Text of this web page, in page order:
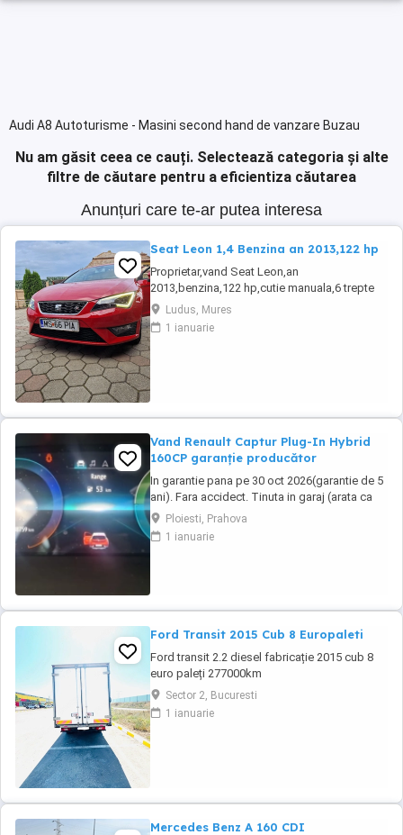
Audi A8 Autoturisme - Masini second hand de vanzare Buzau
Nu am găsit ceea ce cauți. Selectează categoria și alte
filtre de căutare pentru a eficientiza căutarea
Anunțuri care te-ar putea interesa
Seat Leon 1,4 Benzina an 2013,122 hp
Proprietar,vand Seat Leon,an
2013,benzina,122 hp,cutie manuala,6 trepte
de viteza,alcantara,navigatie,stare perfecta
tehnic si estetic,revizii anuale la max 6000
km,fiind a doua masina in familie,distributie
Ludus, Mures
1 ianuarie
Vand Renault Captur Plug-In Hybrid
160CP garanție producător
In garantie pana pe 30 oct 2026(garantie de 5
ani). Fara accidect. Tinuta in garaj (arata ca
noua, nu are zgarieturi). Folosita doar la
naveta(30km zilnic). Nu are urme de uzura,
placutele si discurile nu sunt deloc uzate
Ploiesti, Prahova
1 ianuarie
Ford Transit 2015 Cub 8 Europaleti
Ford transit 2.2 diesel fabricație 2015 cub 8
euro paleți 277000km
Sector 2, Bucuresti
1 ianuarie
Mercedes Benz A 160 CDI